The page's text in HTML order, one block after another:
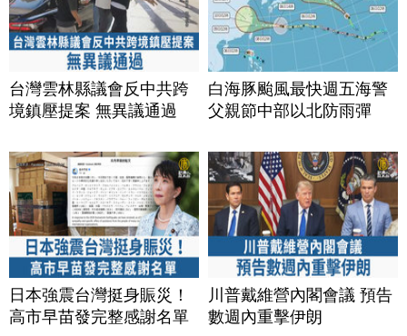
台灣雲林縣議會反中共跨
境鎮壓提案 無異議通過
白海豚颱風最快週五海警
父親節中部以北防雨彈
日本強震台灣挺身賑災！
高市早苗發完整感謝名單
川普戴維營內閣會議 預告
數週內重擊伊朗